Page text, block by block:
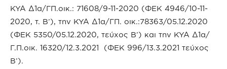
ΚΥΑ Δ1α/ΓΠ.οικ.: 71608/9-11-2020 (ΦΕΚ 4946/10-11-
2020, τ. Β’), την ΚΥΑ Δ1α/ΓΠ. οικ.:78363/05.12.2020
(ΦΕΚ 5350/05.12.2020, τεύχος Β’) και την ΚΥΑ Δ1α/
Γ.Π.οικ. 16320/12.3.2021 (ΦΕΚ 996/13.3.2021 τεύχος
Β’).